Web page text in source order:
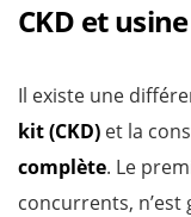
CKD et
Il existe une
kit (CKD) et la
complète. Le
concurrents,